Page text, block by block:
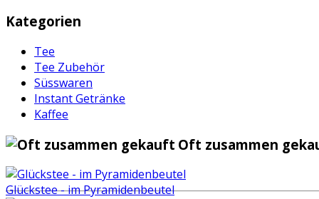
Kategorien
Tee
Tee Zubehör
Süsswaren
Instant Getränke
Kaffee
Oft zusammen
Glückstee - im Pyramidenbeutel